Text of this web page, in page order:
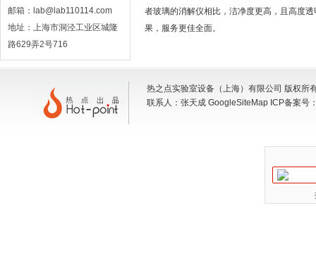
邮箱：lab@lab110114.com
地址：上海市洞泾工业区城隆
路629弄2号716
者玻璃的消解仪相比，洁净度更高，且高度
果，服务更佳全面。
热之点实验室设备（上海）有限公司 版权
联系人：张天成 GoogleSiteMap ICP备案号